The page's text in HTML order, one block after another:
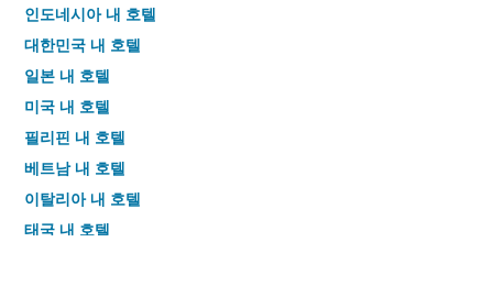
인도네시아 내 호텔
대한민국 내 호텔
일본 내 호텔
미국 내 호텔
필리핀 내 호텔
베트남 내 호텔
이탈리아 내 호텔
태국 내 호텔